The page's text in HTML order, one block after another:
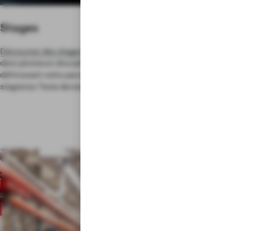
Découvrez des stages
dans plusieurs disciplines tout en développant vos compétences, en
définissant votre parcours de carrière et en ayant un rôle concret. Les
stagiaires Tesla deviennent souvent des employés à temps plein.
Stages